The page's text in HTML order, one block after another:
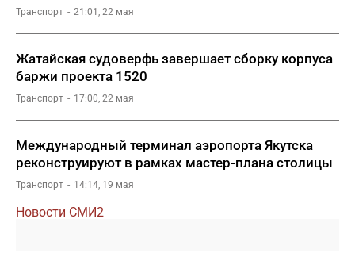
Транспорт 21:01, 22 мая
Жатайская судоверфь завершает сборку корпуса
баржи проекта 1520
Транспорт 17:00, 22 мая
Международный терминал аэропорта Якутска
реконструируют в рамках мастер-плана столицы
Транспорт 14:14, 19 мая
Новости СМИ2